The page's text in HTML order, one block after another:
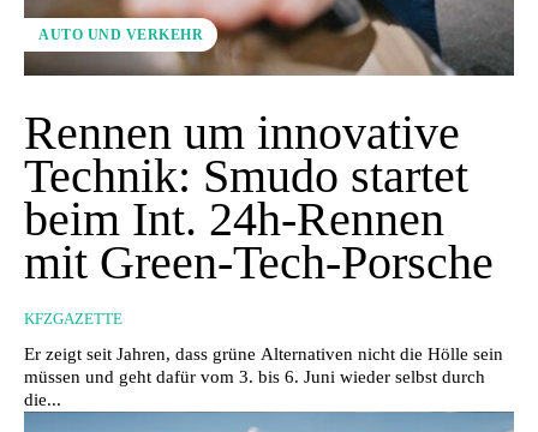
AUTO UND VERKEHR
Rennen um innovative
Technik: Smudo startet
beim Int. 24h-Rennen
mit Green-Tech-Porsche
KFZGAZETTE
Er zeigt seit Jahren, dass grüne Alternativen nicht die Hölle sein
müssen und geht dafür vom 3. bis 6. Juni wieder selbst durch
die...